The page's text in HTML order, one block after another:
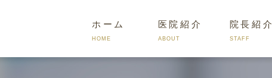
ホーム
HOME
医院紹介
ABOUT
院長紹介
STAFF